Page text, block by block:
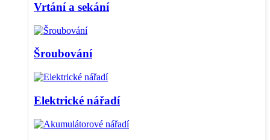
Vrtání a sekání
Šroubování
Elektrické nářadí